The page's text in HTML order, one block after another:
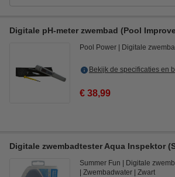
Digitale pH-meter zwembad (Pool
Pool Power Digitale
Bekijk de specificaties en
€ 38,99
Digitale zwembadtester Aqua Inspektor
Summer Fun
Digitale
Zwembadwater
Zwart